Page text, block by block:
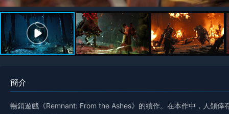
簡介
暢銷遊戲《Remnant: From the Ashes》的續作。在本作中，人類倖